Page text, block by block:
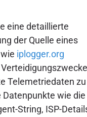
eine detaillierte
der Quelle eines
iplogger.org
Telemetriedaten zu
wie die
String, ISP-